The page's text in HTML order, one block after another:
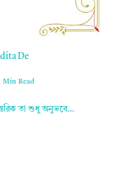
De
Min Read
তা শুধু অনুভবে…